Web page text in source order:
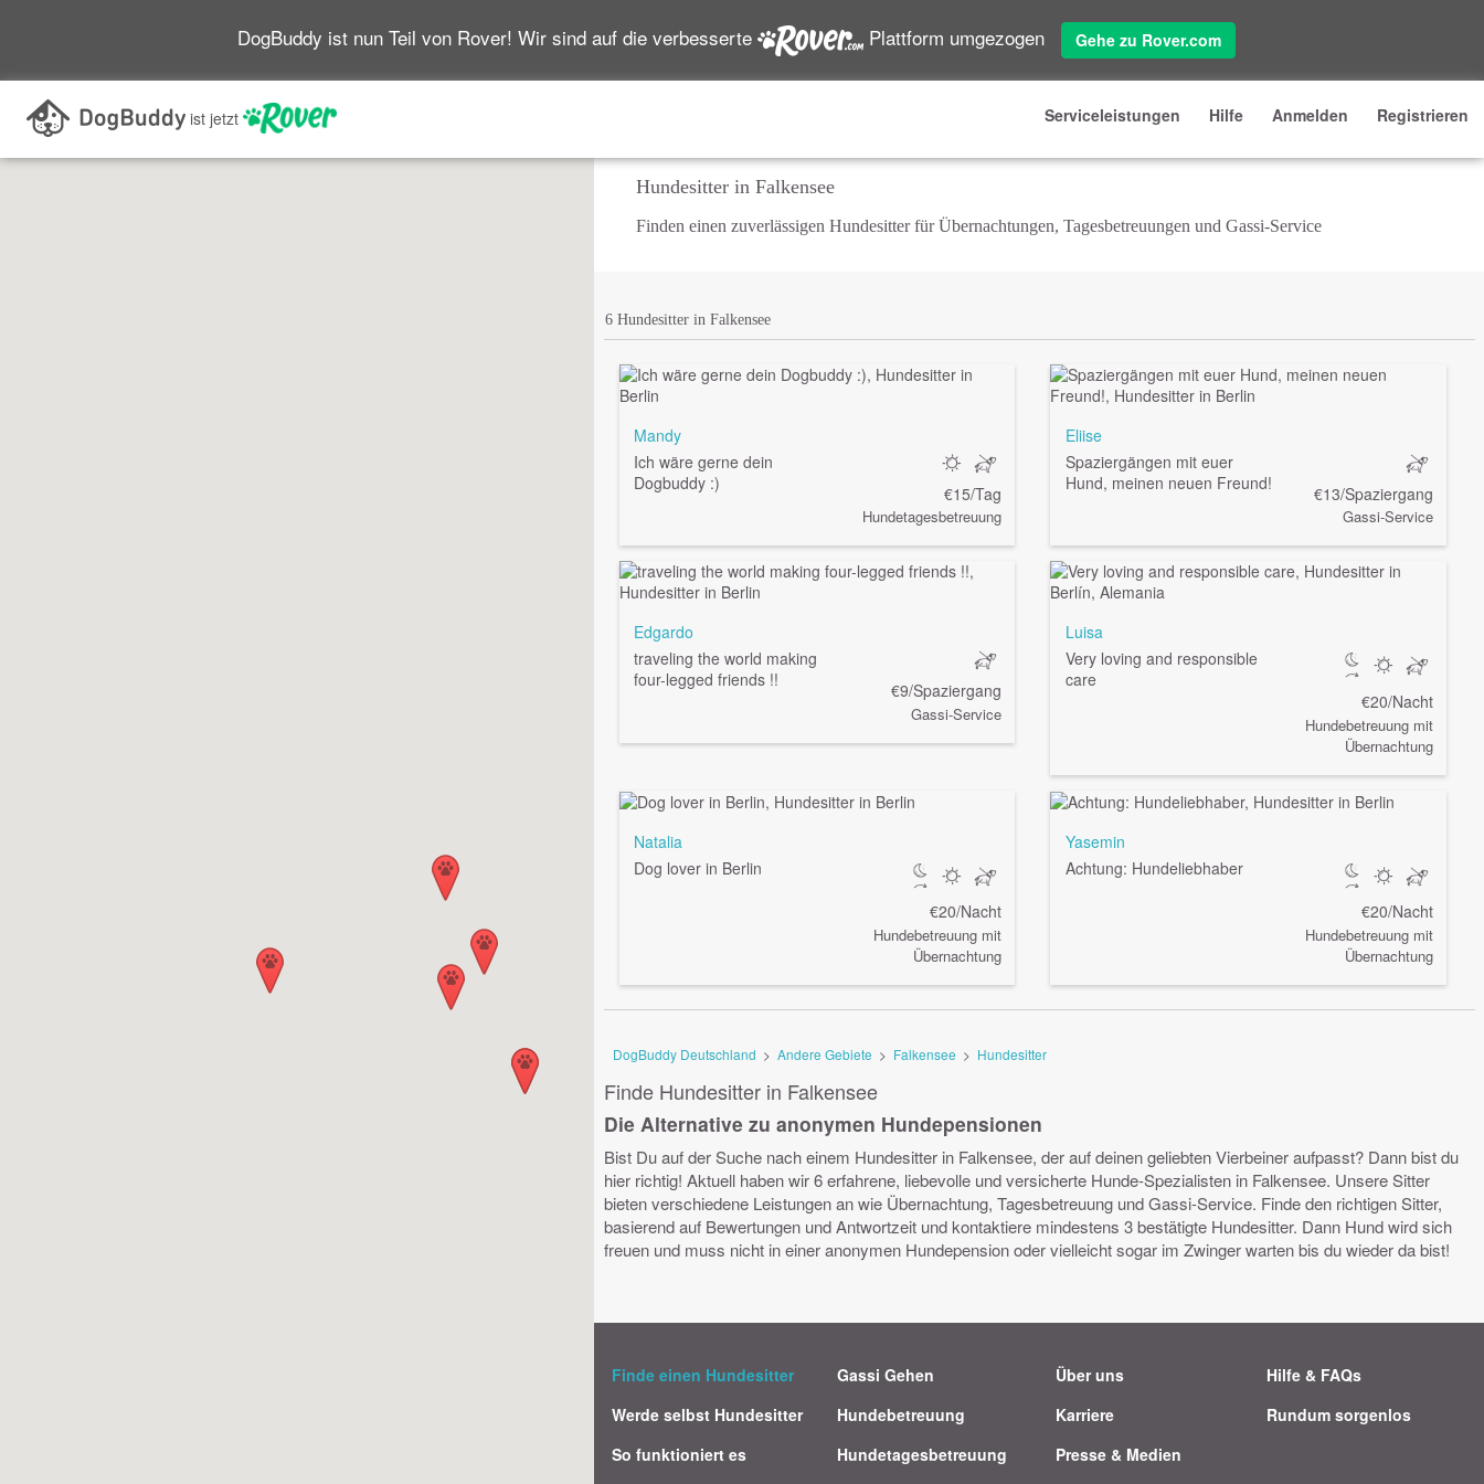
DogBuddy ist nun Teil von Rover! Wir sind auf die verbesserte Plattform umgezogen Gehe zu Rover.com
ist jetzt Serviceleistungen Hilfe Anmelden Registrieren
Im aktuellen Kartenabschnitt suchen
Hundesitter in Falkensee
Finden einen zuverlässigen Hundesitter für Übernachtungen, Tagesbetreuungen und Gassi-Service
6 Hundesitter in Falkensee
Mandy
Ich wäre gerne dein
Dogbuddy :)
€15/Tag
Hundetagesbetreuung
Eliise
Spaziergängen mit euer
Hund, meinen neuen Freund!
€13/Spaziergang
Gassi-Service
Edgardo
traveling the world making
four-legged friends !!
€9/Spaziergang
Gassi-Service
Luisa
Very loving and responsible
care
€20/Nacht
Hundebetreuung mit
Übernachtung
Natalia
Dog lover in Berlin
€20/Nacht
Hundebetreuung mit
Übernachtung
Yasemin
Achtung: Hundeliebhaber
€20/Nacht
Hundebetreuung mit
Übernachtung
DogBuddy Deutschland > Andere Gebiete > Falkensee > Hundesitter
Finde Hundesitter in Falkensee
Die Alternative zu anonymen Hundepensionen
Bist Du auf der Suche nach einem Hundesitter in Falkensee, der auf deinen geliebten Vierbeiner aufpasst? Dann bist du
hier richtig! Aktuell haben wir 6 erfahrene, liebevolle und versicherte Hunde-Spezialisten in Falkensee. Unsere Sitter
bieten verschiedene Leistungen an wie Übernachtung, Tagesbetreuung und Gassi-Service. Finde den richtigen Sitter,
basierend auf Bewertungen und Antwortzeit und kontaktiere mindestens 3 bestätigte Hundesitter. Dann Hund wird sich
freuen und muss nicht in einer anonymen Hundepension oder vielleicht sogar im Zwinger warten bis du wieder da bist!
Finde einen Hundesitter
Werde selbst Hundesitter
So funktioniert es
Gassi Gehen
Hundebetreuung
Hundetagesbetreuung
Über uns
Karriere
Presse & Medien
Hilfe & FAQs
Rundum sorgenlos